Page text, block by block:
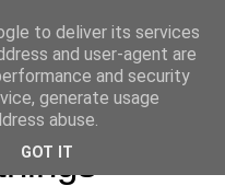
to deliver its services
and user-agent are
and security
generate usage
abuse.
GOT IT